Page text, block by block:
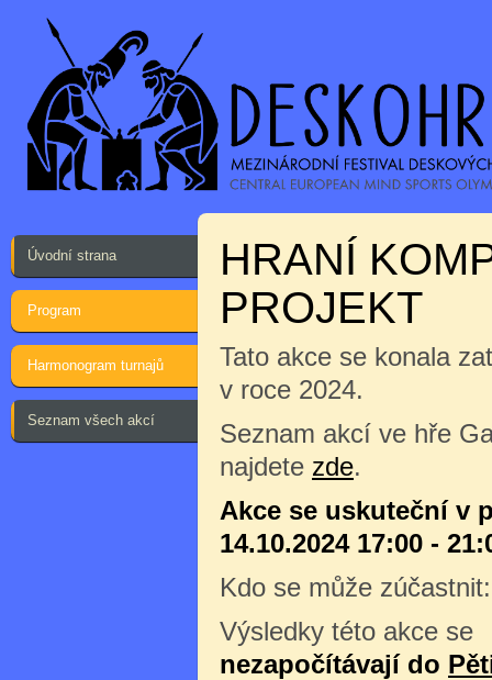
Úvodní strana
Program
Harmonogram turnajů
Seznam všech akcí
HRANÍ
PROJEKT
Tato akce se konala
v roce 2024.
Seznam akcí ve hře
najdete zde.
Akce se uskuteční v
14.10.2024 17:00 -
Kdo se může
Výsledky této akce se
nezapočítávají do